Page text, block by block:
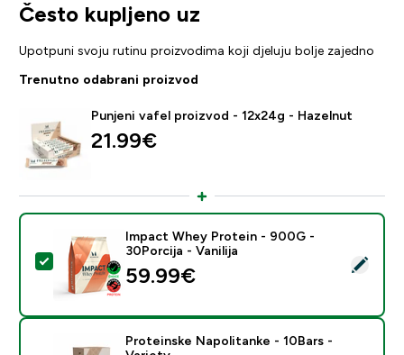
Često kupljeno uz
Upotpuni svoju rutinu proizvodima koji djeluju bolje zajedno
Trenutno odabrani proizvod
Punjeni vafel proizvod - 12x24g - Hazelnut
21.99€‎
Odaberi ovaj proizvod - Impact Whey Protein - 900G
Impact Whey Protein - 900G -
30Porcija - Vanilija
59.99€‎
Proteinske Napolitanke - 10Bars -